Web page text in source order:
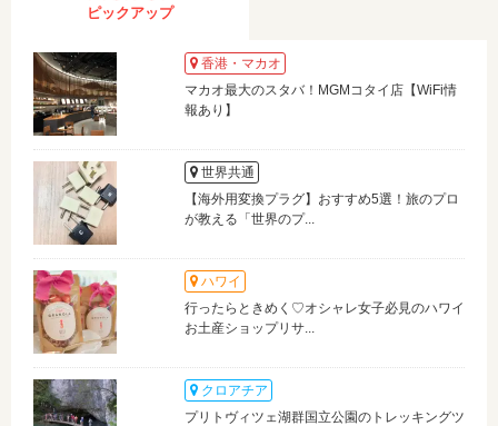
ピックアップ
香港・マカオ
マカオ最大のスタバ！MGMコタイ店【WiFi情
報あり】
世界共通
【海外用変換プラグ】おすすめ5選！旅のプロ
が教える「世界のプ...
ハワイ
行ったらときめく♡オシャレ女子必見のハワイ
お土産ショップリサ...
クロアチア
プリトヴィツェ湖群国立公園のトレッキングツ